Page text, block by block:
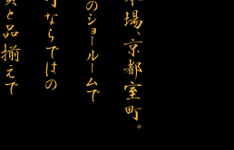
品質と品揃えで室町ならではの